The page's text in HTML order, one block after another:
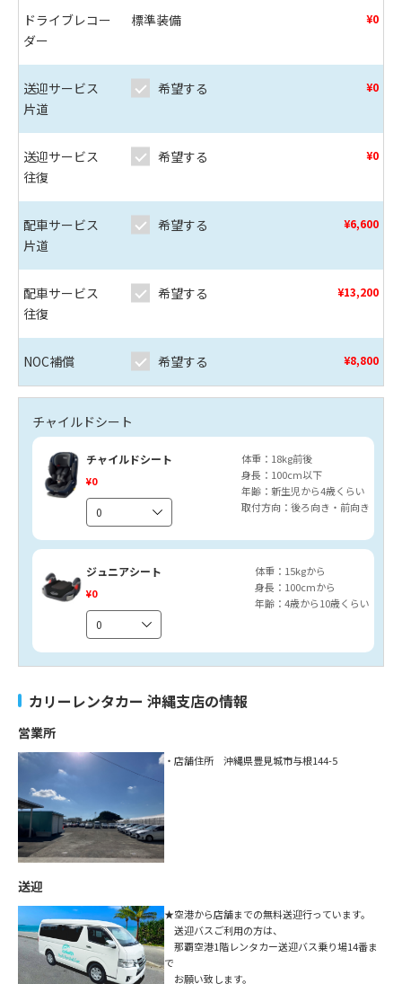
ドライブレコー
ダー
標準装備 ¥0
送迎サービス
片道
希望する ¥0
送迎サービス
往復
希望する ¥0
配車サービス
片道
希望する ¥6,600
配車サービス
往復
希望する ¥13,200
NOC補償 希望する ¥8,800
チャイルドシート
チャイルドシート
¥0
体重：18kg前後
身長：100cm以下
年齢：新生児から4歳くらい
取付方向：後ろ向き・前向き
ジュニアシート
¥0
体重：15kgから
身長：100cmから
年齢：4歳から10歳くらい
カリーレンタカー 沖縄支店の情報
営業所
・店舗住所 沖縄県豊見城市与根144-5
送迎
★空港から店舗までの無料送迎行っています。
送迎バスご利用の方は、
那覇空港1階レンタカー送迎バス乗り場14番ま
で
お願い致します。